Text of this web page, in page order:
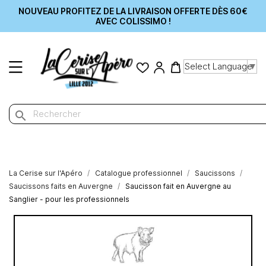
NOUVEAU PROFITEZ DE LA LIVRAISON OFFERTE DÈS 60€
AVEC COLISSIMO !
Select Language▼
search
La Cerise sur l'Apéro Catalogue professionnel
Saucissons
Saucissons faits en Auvergne
Saucisson fait en Auvergne au
Sanglier - pour les professionnels